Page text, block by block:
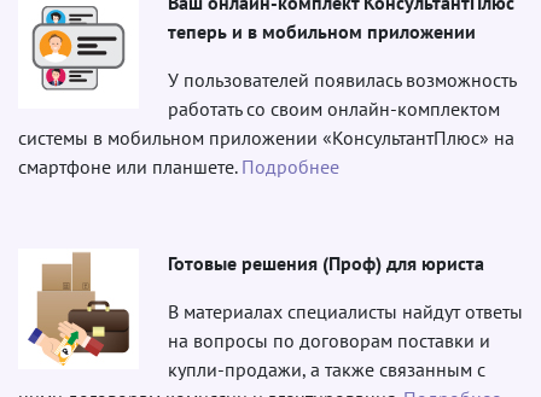
теперь и в мобильном приложении
У пользователей появилась возможность
работать со своим онлайн-комплектом
системы в мобильном приложении «КонсультантПлюс» на
смартфоне или планшете. Подробнее
Готовые решения (Проф) для юриста
В материалах специалисты найдут ответы
на вопросы по договорам поставки и
купли-продажи, а также связанным с